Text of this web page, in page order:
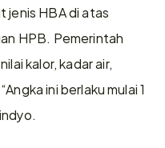
jenis HBA di atas
HPB. Pemerintah
kalor, kadar air,
ini berlaku mulai 1